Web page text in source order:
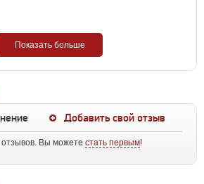
Показать больше
Добавить свой отзыв
Вы можете стать первым!